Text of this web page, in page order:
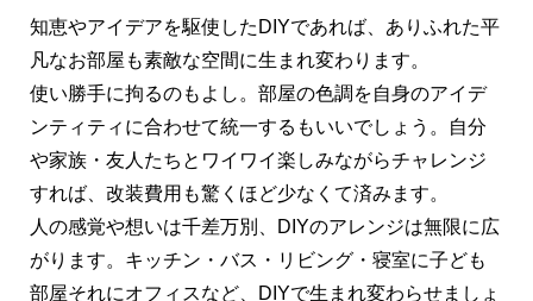
知恵やアイデアを駆使したDIYであれば、ありふれた平
凡なお部屋も素敵な空間に生まれ変わります。
使い勝手に拘るのもよし。部屋の色調を自身のアイデ
ンティティに合わせて統一するもいいでしょう。自分
や家族・友人たちとワイワイ楽しみながらチャレンジ
すれば、改装費用も驚くほど少なくて済みます。
人の感覚や想いは千差万別、DIYのアレンジは無限に広
がります。キッチン・バス・リビング・寝室に子ども
部屋それにオフィスなど、DIYで生まれ変わらせましょ